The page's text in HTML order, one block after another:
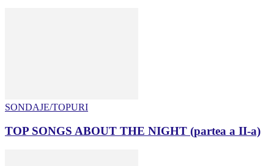
SONDAJE/TOPURI
TOP SONGS ABOUT THE NIGHT (partea a II-a)